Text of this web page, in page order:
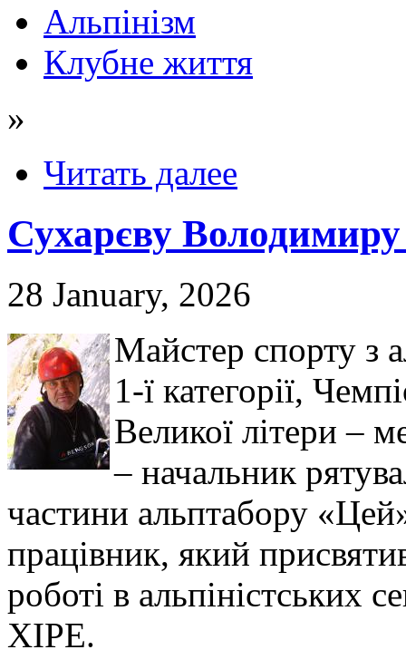
Альпінізм
Клубне життя
»
Читать далее
Сухарєву
28 January, 2026
Майстер спорту з
1-ї категорії,
Великої літери –
– начальник
частини альптабору
працівник, який
роботі в
ХІРЕ.